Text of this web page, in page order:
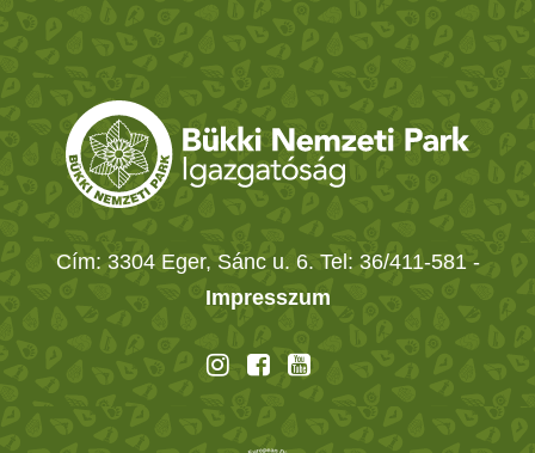
Cím: 3304 Eger, Sánc u. 6. Tel: 36/411-581 -
Impresszum